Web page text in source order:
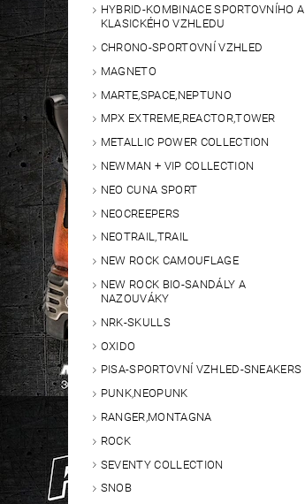
HYBRID-KOMBINACE SPORTOVNÍHO A
KLASICKÉHO VZHLEDU
CHRONO-SPORTOVNÍ VZHLED
MAGNETO
MARTE,SPACE,NEPTUNO
MPX EXTREME,REACTOR,TOWER
METALLIC POWER COLLECTION
NEWMAN + VIP COLLECTION
NEO CUNA SPORT
NEOCREEPERS
NEOTRAIL,TRAIL
NEW ROCK CAMOUFLAGE
NEW ROCK BIO-SANDÁLY A
NAZOUVÁKY
NRK-SKULLS
OXIDO
PISA-SPORTOVNÍ VZHLED-SNEAKERS
PUNK,NEOPUNK
RANGER,MONTAGNA
ROCK
SEVENTY COLLECTION
SNOB